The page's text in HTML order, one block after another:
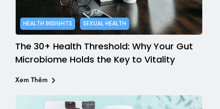
HEALTH INSIGHTS SEXUAL HEALTH
The 30+ Health Threshold: Why Your Gut
Microbiome Holds the Key to Vitality
Xem Thêm